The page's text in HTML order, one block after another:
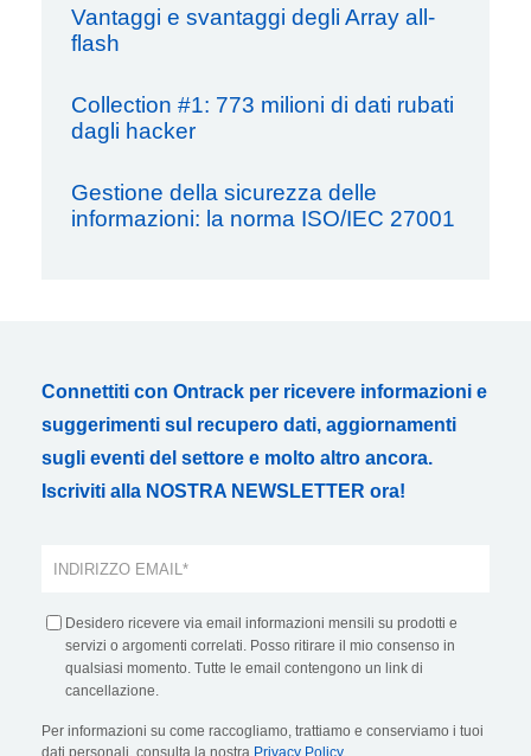
Vantaggi e svantaggi degli Array all-
flash
Collection #1: 773 milioni di dati rubati
dagli hacker
Gestione della sicurezza delle
informazioni: la norma ISO/IEC 27001
Connettiti con Ontrack per ricevere informazioni e
suggerimenti sul recupero dati, aggiornamenti
sugli eventi del settore e molto altro ancora.
Iscriviti alla NOSTRA NEWSLETTER ora!
Desidero ricevere via email informazioni mensili su prodotti e
servizi o argomenti correlati. Posso ritirare il mio consenso in
qualsiasi momento. Tutte le email contengono un link di
cancellazione.
Per informazioni su come raccogliamo, trattiamo e conserviamo i tuoi